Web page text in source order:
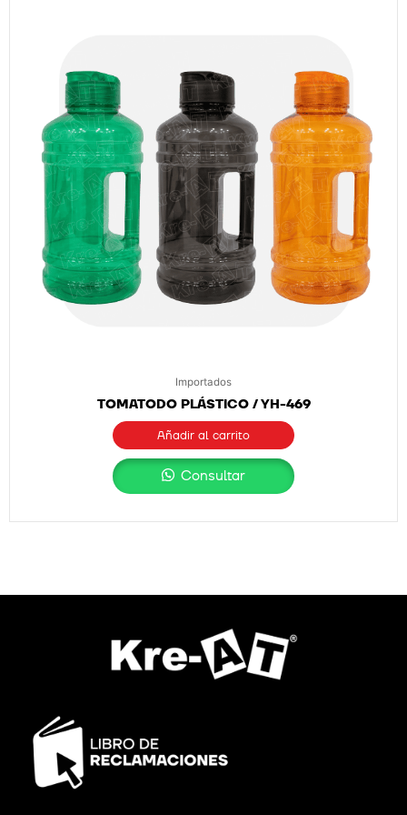
Importados
TOMATODO PLÁSTICO / YH-469
Añadir al carrito
Consultar